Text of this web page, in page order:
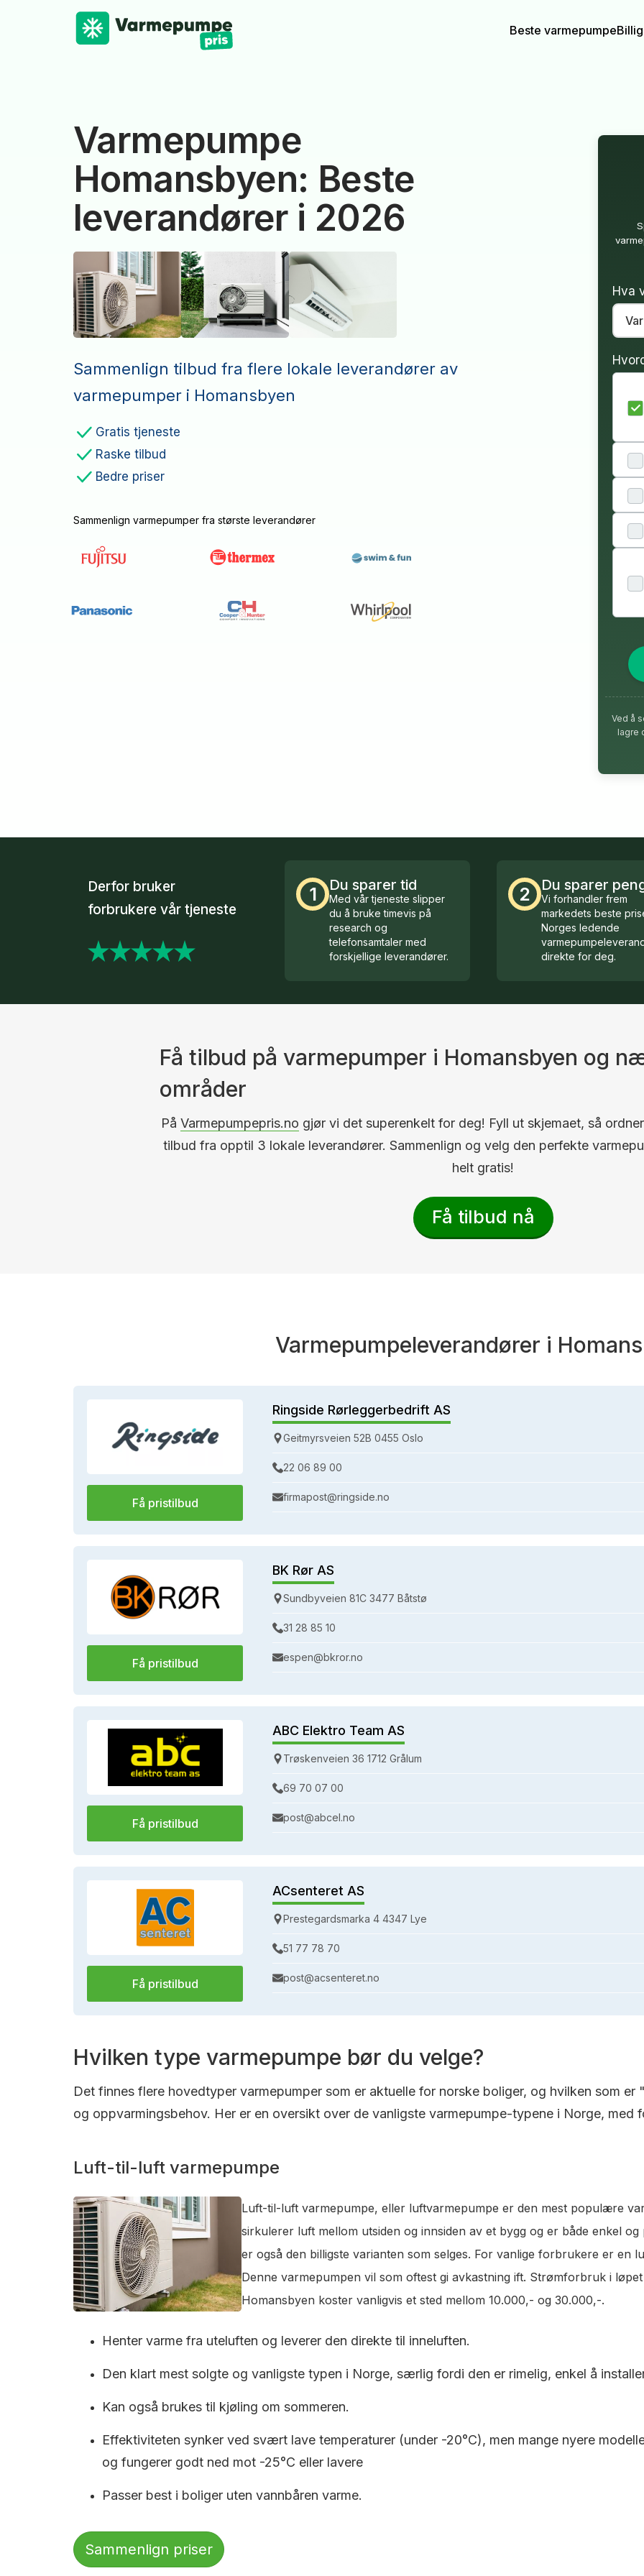
Beste varmepumpe
Varmepumpe
Homansbyen: Beste
leverandører i 2026
Sammenlign tilbud fra flere lokale leverandører av
varmepumper i Homansbyen
Gratis tjeneste
Raske tilbud
Bedre priser
Sammenlign varmepumper fra største leverandører
Hva
Ved å
lagre
Derfor bruker
forbrukere vår tjeneste
1 Du sparer tid
Med vår tjeneste slipper
du å bruke timevis på
research og
telefonsamtaler med
forskjellige leverandører.
2 Du sparer
Vi forhandler frem
markedets beste
Norges ledende
direkte for deg.
Få tilbud på varmepumper i Homansbyen og
områder
På Varmepumpepris.no gjør vi det superenkelt for deg! Fyll ut skjemaet, så
tilbud fra opptil 3 lokale leverandører. Sammenlign og velg den perfekte
helt gratis!
Få tilbud nå
Varmepumpeleverandører i
Få pristilbud
Ringside Rørleggerbedrift AS
Geitmyrsveien 52B 0455 Oslo
22 06 89 00
firmapost@ringside.no
Få pristilbud
BK Rør AS
Sundbyveien 81C 3477 Båtstø
31 28 85 10
espen@bkror.no
Få pristilbud
ABC Elektro Team AS
Trøskenveien 36 1712 Grålum
69 70 07 00
post@abcel.no
Få pristilbud
ACsenteret AS
Prestegardsmarka 4 4347 Lye
51 77 78 70
post@acsenteret.no
Hvilken type varmepumpe bør du velge?
Det finnes flere hovedtyper varmepumper som er aktuelle for norske boliger, og hvilken som er
og oppvarmingsbehov. Her er en oversikt over de vanligste varmepumpe-typene i Norge, med
Luft-til-luft varmepumpe
Luft-til-luft varmepumpe, eller luftvarmepumpe er den mest populære
sirkulerer luft mellom utsiden og innsiden av et bygg og er både enkel
er også den billigste varianten som selges. For vanlige forbrukere er en
Denne varmepumpen vil som oftest gi avkastning ift. Strømforbruk i
Homansbyen koster vanligvis et sted mellom 10.000,- og 30.000,-.
Henter varme fra uteluften og leverer den direkte til inneluften.
Den klart mest solgte og vanligste typen i Norge, særlig fordi den er rimelig, enkel å
Kan også brukes til kjøling om sommeren.
Effektiviteten synker ved svært lave temperaturer (under -20°C), men mange nyere
og fungerer godt ned mot -25°C eller lavere
Passer best i boliger uten vannbåren varme.
Sammenlign priser